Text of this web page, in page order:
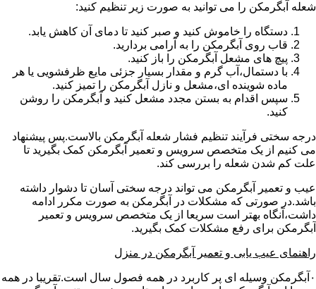
شعله آبگرمکن را می توانید به صورت زیر تنظیم کنید:
دستگاه را خاموش کنید و صبر کنید تا دمای آن کاهش یابد.
قاب روی آبگرمکن را به آرامی بردارید.
پیچ های مشعل آبگرمکن را باز کنید.
با دستمال،آب گرم و مقدار بسیار جزئی مایع ظرفشویی یا هر
ماده شوینده ای،مشعل و نازل آبگرمکن را تمیز کنید.
سپس اقدام به بستن مجدد مشعل کنید و آبگرمکن را روشن
کنید.
درجه سختی فرآیند تنظیم فشار شعله آبگرمکن بالاست.پس پیشنهاد
می کنیم از یک متخصص سرویس و تعمیر آبگرمکن کمک بگیرید تا
علت کم شدن شعله را بررسی کند.
عیب و تعمیر آبگرمکن می تواند درجه سختی آسان تا دشوار داشته
باشد.در صورتی که مشکلات در آبگرمکن به صورت مکرر ادامه
داشت،آنگاه بهتر است سریعا از یک متخصص سرویس و تعمیر
آبگرمکن برای رفع مشکلات کمک بگیرید.
راهنمای عیب یابی و تعمیر آبگرمکن در منزل
۰آبگرمکن وسیله ای پر کاربرد در همه فصول سال است.تقریبا در همه